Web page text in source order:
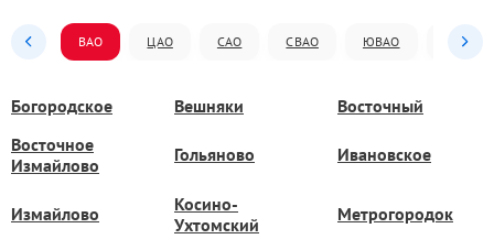
ВАО ЦАО САО СВАО ЮВАО ЮАО
Богородское Вешняки
Восточный
Восточное
Измайлово
Гольяново Ивановское
Измайлово
Косино-
Ухтомский
Метрогородок